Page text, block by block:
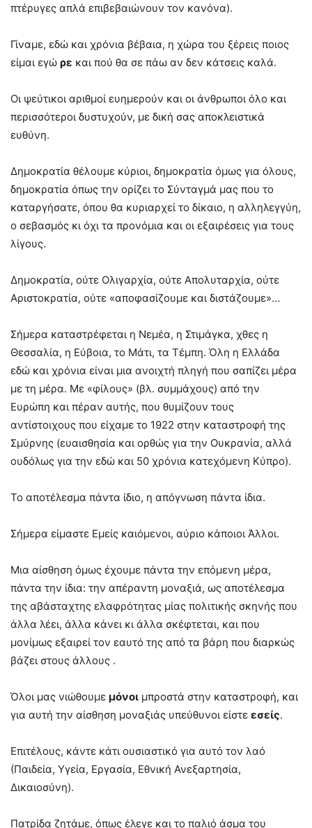
πτέρυγες απλά επιβεβαιώνουν τον κανόνα).
Γίναμε, εδώ και χρόνια βέβαια, η χώρα του ξέρεις ποιος
είμαι εγώ ρε και πού θα σε πάω αν δεν κάτσεις καλά.
Οι ψεύτικοι αριθμοί ευημερούν και οι άνθρωποι όλο και
περισσότεροι δυστυχούν, με δική σας αποκλειστικά
ευθύνη.
Δημοκρατία θέλουμε κύριοι, δημοκρατία όμως για όλους,
δημοκρατία όπως την ορίζει το Σύνταγμά μας που το
καταργήσατε, όπου θα κυριαρχεί το δίκαιο, η αλληλεγγύη,
ο σεβασμός κι όχι τα προνόμια και οι εξαιρέσεις για τους
λίγους.
Δημοκρατία, ούτε Ολιγαρχία, ούτε Απολυταρχία, ούτε
Αριστοκρατία, ούτε «αποφασίζουμε και διστάζουμε»…
Σήμερα καταστρέφεται η Νεμέα, η Στιμάγκα, χθες η
Θεσσαλία, η Εύβοια, το Μάτι, τα Τέμπη. Όλη η Ελλάδα
εδώ και χρόνια είναι μια ανοιχτή πληγή που σαπίζει μέρα
με τη μέρα. Με «φίλους» (βλ. συμμάχους) από την
Ευρώπη και πέραν αυτής, που θυμίζουν τους
αντίστοιχους που είχαμε το 1922 στην καταστροφή της
Σμύρνης (ευαισθησία και ορθώς για την Ουκρανία, αλλά
ουδόλως για την εδώ και 50 χρόνια κατεχόμενη Κύπρο).
Το αποτέλεσμα πάντα ίδιο, η απόγνωση πάντα ίδια.
Σήμερα είμαστε Εμείς καιόμενοι, αύριο κάποιοι Άλλοι.
Μια αίσθηση όμως έχουμε πάντα την επόμενη μέρα,
πάντα την ίδια: την απέραντη μοναξιά, ως αποτέλεσμα
της αβάσταχτης ελαφρότητας μίας πολιτικής σκηνής που
άλλα λέει, άλλα κάνει κι άλλα σκέφτεται, και που
μονίμως εξαιρεί τον εαυτό της από τα βάρη που διαρκώς
βάζει στους άλλους .
Όλοι μας νιώθουμε μόνοι μπροστά στην καταστροφή, και
για αυτή την αίσθηση μοναξιάς υπεύθυνοι είστε εσείς.
Επιτέλους, κάντε κάτι ουσιαστικό για αυτό τον λαό
(Παιδεία, Υγεία, Εργασία, Εθνική Ανεξαρτησία,
Δικαιοσύνη).
Πατρίδα ζητάμε, όπως έλεγε και το παλιό άσμα του